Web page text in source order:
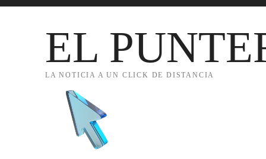
EL
LA NOTICIA A UN CLICK DE DISTANCIA